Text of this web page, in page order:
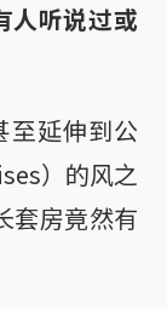
人听说过或
延伸到公
）的风之
套房竟然有